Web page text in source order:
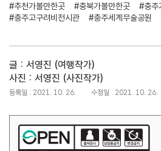
#추천가볼만한곳
#충북가볼만한곳
#충주
#충주고구려비전시관
#충주세계무술공원
글 : 서영진 (여행작가)
사진 : 서영진 (사진작가)
등록일 : 2021. 10. 26. 수정일 : 2021. 10. 26.